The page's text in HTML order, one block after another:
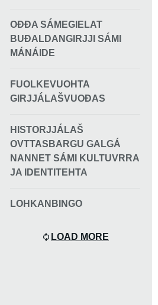
OĐĐA SÁMEGIELAT
BUĐALDANGIRJJI SÁMI
MÁNÁIDE
FUOLKEVUOHTA
GIRJJÁLAŠVUOĐAS
HISTORJJÁLAŠ
OVTTASBARGU GALGÁ
NANNET SÁMI KULTUVRRA
JA IDENTITEHTA
LOHKANBINGO
LOAD MORE